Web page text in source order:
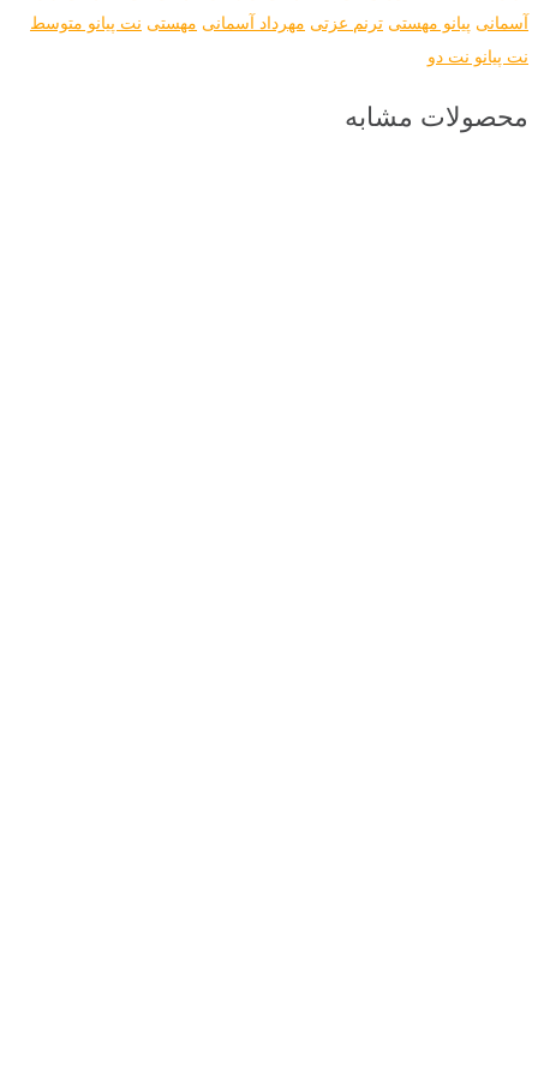
آسمانی پیانو مهستی ترنم عزتی مهرداد آسمانی مهستی نت پیانو متوسط
نت پیانو نت دو
محصولات مشابه